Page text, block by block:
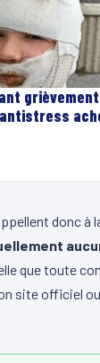
antistress
donc à
que toute
site officiel